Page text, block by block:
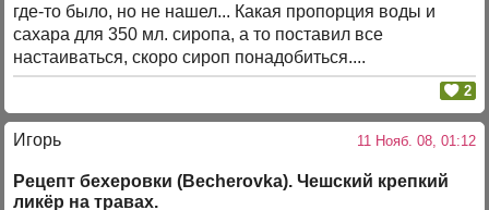
где-то было, но не нашел... Какая пропорция воды и
сахара для 350 мл. сиропа, а то поставил все
настаиваться, скоро сироп понадобиться....
2
Игорь 11 Нояб. 08, 01:12
Рецепт бехеровки (Becherovka). Чешский крепкий
ликёр на травах.